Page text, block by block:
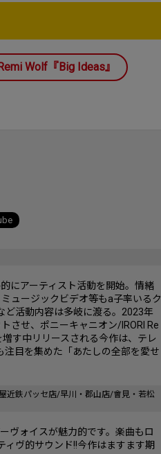
Remi Wolf『Big Ideas』
にアーティスト活動を開始。情緒
ュージックビデオ等もa子率いるク
ど活動内容は多岐に渡る。2023年
させ、ポニーキャニオン/IRORI Re
す中リリースされる今作は、テレ
注目を集めた「あたしの全部を愛せ
近鉄パッセ店/早川・郡山店/會見・若松
ヴォイスが魅力的です。楽曲もロ
ヴ的サウンド!!今作はますます期